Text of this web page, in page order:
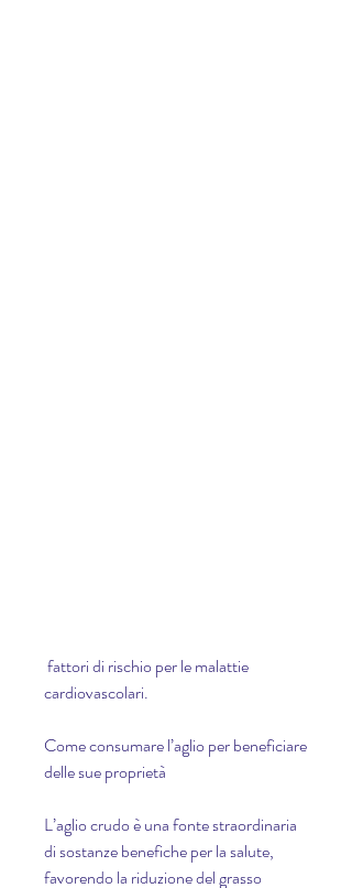
cardiovascolari.
Come consumare l’aglio per beneficiare
delle sue proprietà
L’aglio crudo è una fonte straordinaria
di sostanze benefiche per la salute,
favorendo la riduzione del grasso